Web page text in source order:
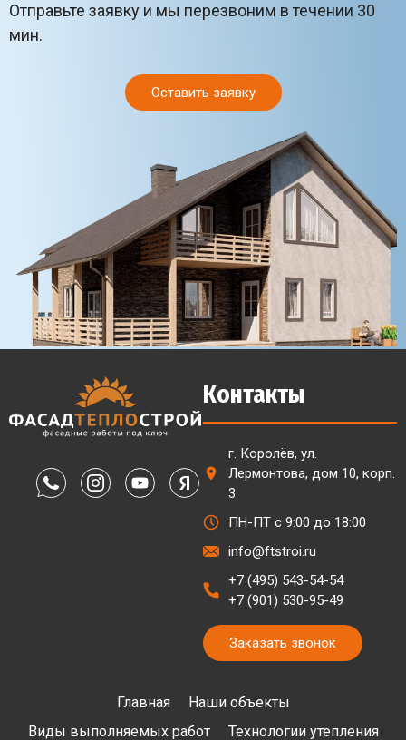
Отправьте заявку и мы перезвоним в течении 30
мин.
Оставить заявку
Главная
Наши объекты
Виды выполняемых работ
Технологии утепления
Контакты
г. Королёв, ул.
Лермонтова, дом 10, корп.
3
ПН-ПТ с 9:00 до 18:00
info@ftstroi.ru
+7 (495) 543-54-54
+7 (901) 530-95-49
Заказать звонок